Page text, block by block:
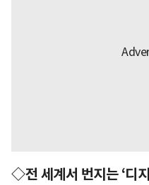
◇전 세계서 번지는 ‘디